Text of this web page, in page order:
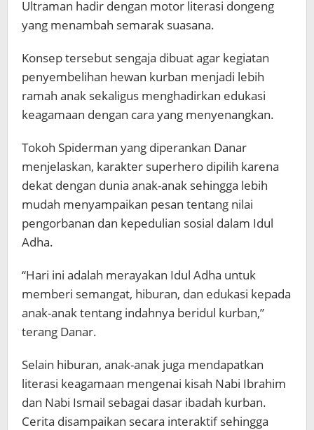
Ultraman hadir dengan motor literasi dongeng
yang menambah semarak suasana.
Konsep tersebut sengaja dibuat agar kegiatan
penyembelihan hewan kurban menjadi lebih
ramah anak sekaligus menghadirkan edukasi
keagamaan dengan cara yang menyenangkan.
Tokoh Spiderman yang diperankan Danar
menjelaskan, karakter superhero dipilih karena
dekat dengan dunia anak-anak sehingga lebih
mudah menyampaikan pesan tentang nilai
pengorbanan dan kepedulian sosial dalam Idul
Adha.
“Hari ini adalah merayakan Idul Adha untuk
memberi semangat, hiburan, dan edukasi kepada
anak-anak tentang indahnya beridul kurban,”
terang Danar.
Selain hiburan, anak-anak juga mendapatkan
literasi keagamaan mengenai kisah Nabi Ibrahim
dan Nabi Ismail sebagai dasar ibadah kurban.
Cerita disampaikan secara interaktif sehingga